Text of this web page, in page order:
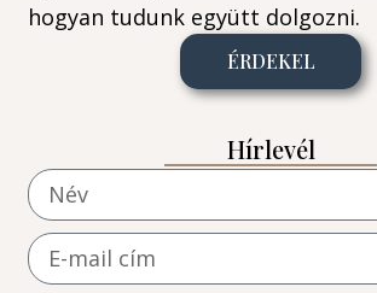
hogyan tudunk együtt dolgozni.
ÉRDEKEL
Hírlevél